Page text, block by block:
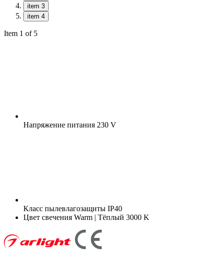
item 3
item 4
Item 1 of 5
Напряжение питания 230 V
Класс пылевлагозащиты IP40
Цвет свечения Warm | Тёплый 3000 K